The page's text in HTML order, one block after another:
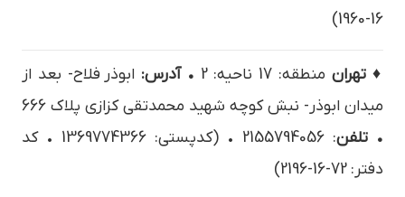
16-1960)
♦ تهران منطقه: 17 ناحیه: 2 • آدرس: ابوذر فلاح- بعد از
میدان ابوذر- نبش کوچه شهید محمدتقی کزازی پلاک 666
• تلفن
: 2155794056 • (کدپستی: 1369774366 • کد
دفتر: 72-16-2196)